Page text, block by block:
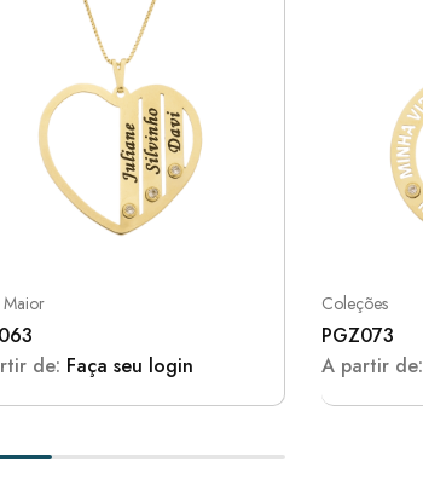
de: Faça seu login
Coleções
PGZ073
A partir de: